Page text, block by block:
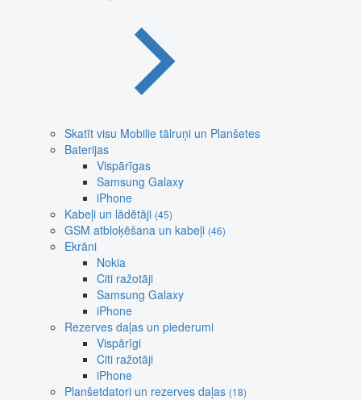
Skatīt visu Mobilie tālruņi un Planšetes
Baterijas
Vispārīgas
Samsung Galaxy
iPhone
Kabeļi un lādētāji (45)
GSM atbloķēšana un kabeļi (46)
Ekrāni
Nokia
Citi ražotāji
Samsung Galaxy
iPhone
Rezerves daļas un piederumi
Vispārīgi
Citi ražotāji
iPhone
Planšetdatori un rezerves daļas (18)